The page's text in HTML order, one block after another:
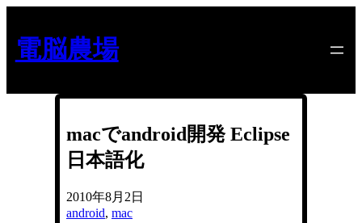
を
ス
ッ
電脳農場
macでandroid開発 Eclipse
日本語化
2010年8月2日
android, mac